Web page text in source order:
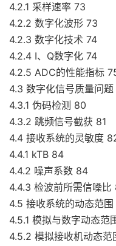
4.2.1 采样速率 73
4.2.2 数字化波形 73
4.2.3 数字化技术 74
4.2.4 I、Q数字化 74
4.2.5 ADC的性能指标
4.3 数字化信号质量问
4.3.1 伪码检测 80
4.3.2 跳频信号截获 81
4.4 接收系统的灵敏度
4.4.1 kTB 84
4.4.2 噪声系数 84
4.4.3 检波前所需信噪比
4.5 接收系统的动态范
4.5.1 模拟与数字动态范
4.5.2 模拟接收机动态范